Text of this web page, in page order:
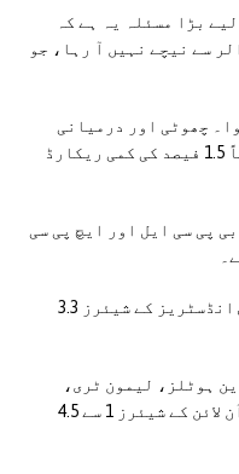
بڑا مسئلہ یہ ہے کہ
کوششوں کے باوجود تیل 100 ڈالر سے نیچے نہیں آ رہا، جو
میں نقصان ہوا۔ چھوٹی اور درمیانی
مارکیٹ کیپ کمپنیوں میں بھی تقریباً 1.5 فیصد کی کمی ریکارڈ
پی سی ایل اور ایچ پی سی
انڈیکس کے بھاری وزن والے ریلیانس انڈسٹریز کے شیئرز 3.3
ہوٹلز، لیمون ٹری،
چیلیٹ ہوٹلز، تھامس کک اور یاترا آن لائن کے شیئرز 1 سے 4.5